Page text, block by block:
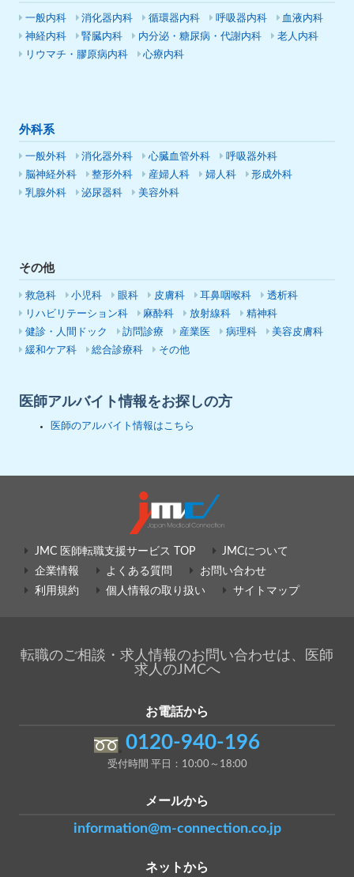
一般内科 消化器内科 循環器内科 呼吸器内科
血液内科
神経内科
腎臓内科 内分泌・糖尿病・代謝内科
老人内科
リウマチ・膠原病内科
心療内科
外科系
一般外科 消化器外科 心臓血管外科
呼吸器外科
脳神経外科
整形外科 産婦人科 婦人科
形成外科
乳腺外科
泌尿器科 美容外科
その他
救急科 小児科 眼科 皮膚科 耳鼻咽喉科
透析科
リハビリテーション科
麻酔科 放射線科
精神科
健診・人間ドック
訪問診療 産業医 病理科
美容皮膚科
緩和ケア科
総合診療科 その他
医師アルバイト情報をお探しの方
医師のアルバイト情報はこちら
JMC 医師転職支援サービス TOP
JMCについて
企業情報
よくある質問
お問い合わせ
利用規約
個人情報の取り扱い サイトマップ
転職のご相談・求人情報のお問い合わせは、医師
求人のJMCへ
お電話から
0120-940-196
受付時間 平日：10:00～18:00
メールから
information@m-connection.co.jp
ネットから